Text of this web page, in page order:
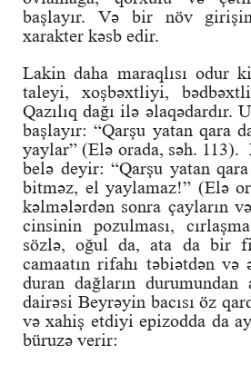
başlayır. Və bir növ
xarakter kəsb edir.
Lakin daha maraqlısı odur
taleyi, xoşbəxtliyi,
Qazılıq dağı ilə əlaqədardır.
başlayır: “Qarşu yatan qara
yaylar” (Elə orada, səh. 113).
belə deyir: “Qarşu yatan qara
bitməz, el yaylamaz!” (Elə
kəlmələrdən sonra çayların
cinsinin pozulması,
sözlə, oğul da, ata da bir
camaatın rifahı təbiətdən və
duran dağların durumundan
dairəsi Beyrəyin bacısı öz
və xahiş etdiyi epizodda da
büruzə verir: